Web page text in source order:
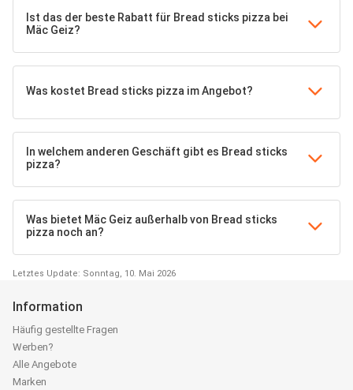
Ist das der beste Rabatt für Bread sticks pizza bei
Mäc Geiz?
Was kostet Bread sticks pizza im Angebot?
In welchem anderen Geschäft gibt es Bread sticks
pizza?
Was bietet Mäc Geiz außerhalb von Bread sticks
pizza noch an?
Letztes Update: Sonntag, 10. Mai 2026
Information
Häufig gestellte Fragen
Werben?
Alle Angebote
Marken